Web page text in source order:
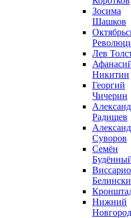
Зосима
Шашков
Лев
Никитин
Георгий
Чичерин
Радищев
Суворов
Семён
Нижний
Новгород